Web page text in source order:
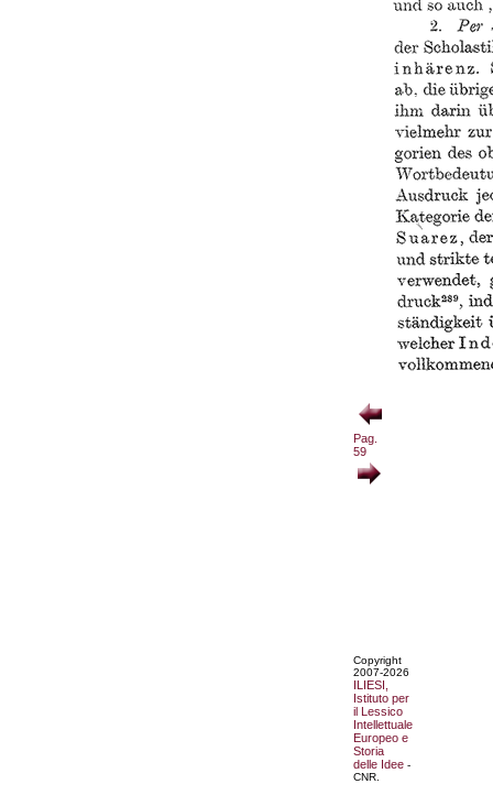
Pag.
59
Copyright
2007-2026
ILIESI,
Istituto per
il Lessico
Intellettuale
Europeo e
Storia
delle Idee -
CNR.